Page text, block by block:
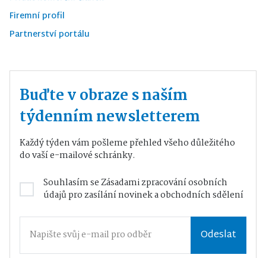
Firemní profil
Partnerství portálu
Buďte v obraze s naším
týdenním newsletterem
Každý týden vám pošleme přehled všeho důležitého
do vaší e-mailové schránky.
Souhlasím seZásadami zpracování osobních
údajůpro zasílání novinek a obchodních sdělení
Odeslat